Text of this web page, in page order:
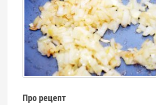
Про рецепт